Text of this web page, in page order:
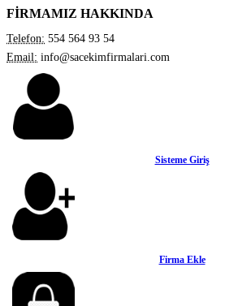
FİRMAMIZ HAKKINDA
Telefon: 554 564 93 54
Email: info@sacekimfirmalari.com
Sisteme Giriş
Firma Ekle